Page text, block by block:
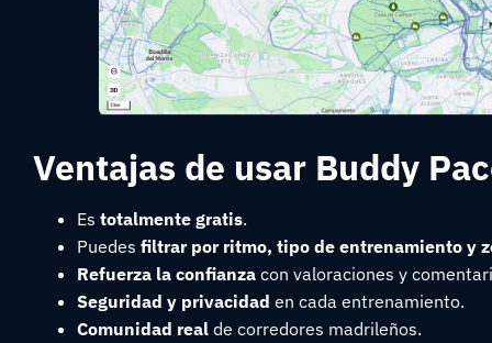
Ventajas de usar Buddy
Es totalmente gratis.
Puedes filtrar por ritmo, tipo de entrenamiento y
Refuerza la confianza con valoraciones y
Seguridad y privacidad en cada entrenamiento.
Comunidad real de corredores madrileños.